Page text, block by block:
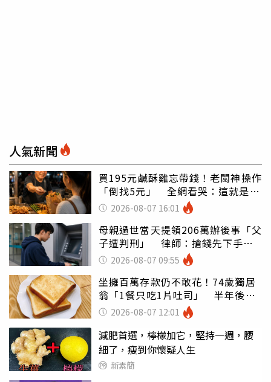
人氣新聞
買195元鹹酥雞忘帶錢！老闆神操作
「倒找5元」 全網看哭：這就是台
灣 2026-08-07 16:01
母親過世當天提領206萬辦後事「父
子遭判刑」 律師：搶錢先下手是
罪 2026-08-07 09:55
坐擁百萬存款仍不敢花！74歲獨居
翁「1餐只吃1片吐司」 半年後暴
瘦嚇壞女兒
2026-08-07 12:01
減肥首選，檸檬加它，堅持一週，腰
細了，瘦到你懷疑人生
新素簡